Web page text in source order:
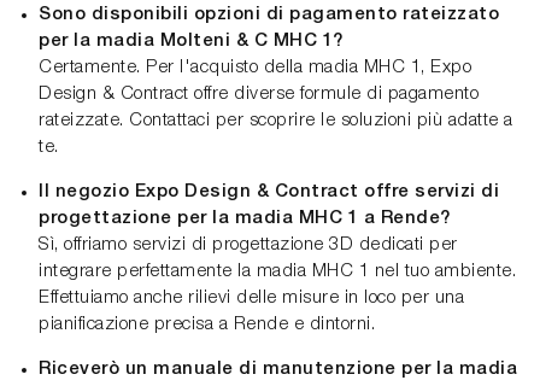
Sono disponibili opzioni di pagamento rateizzato
per la madia Molteni & C MHC 1?
Certamente. Per l'acquisto della madia MHC 1, Expo
Design & Contract offre diverse formule di pagamento
rateizzate. Contattaci per scoprire le soluzioni più adatte a
te.
Il negozio Expo Design & Contract offre servizi di
progettazione per la madia MHC 1 a Rende?
Sì, offriamo servizi di progettazione 3D dedicati per
integrare perfettamente la madia MHC 1 nel tuo ambiente.
Effettuiamo anche rilievi delle misure in loco per una
pianificazione precisa a Rende e dintorni.
Riceverò un manuale di manutenzione per la madia